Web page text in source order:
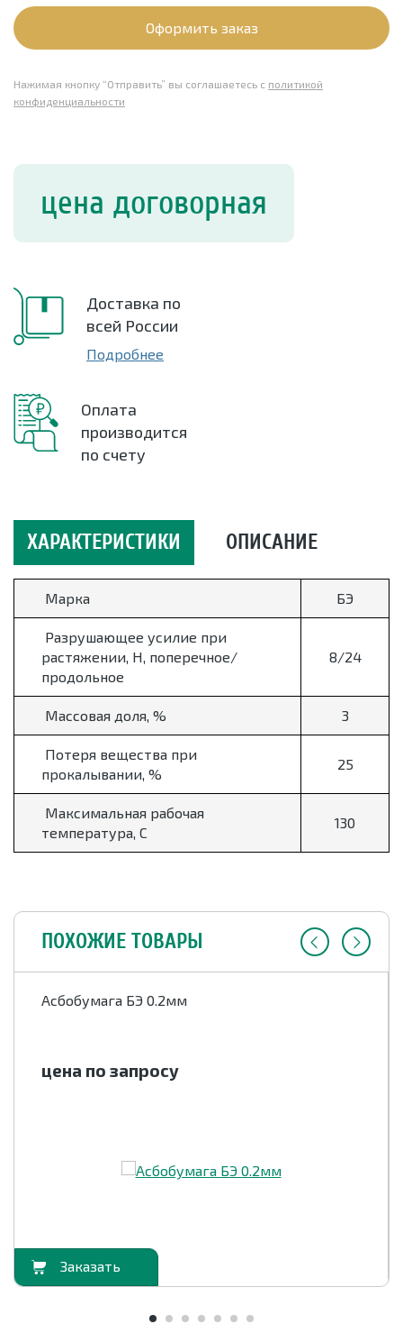
Оформить заказ
Нажимая кнопку “Отправить” вы соглашаетесь с политикой
конфиденциальности
цена договорная
Доставка по
всей России
Подробнее
Оплата
производится
по счету
ХАРАКТЕРИСТИКИ ОПИСАНИЕ
Марка БЭ
Разрушающее усилие при
растяжении, Н, поперечное/
продольное
8/24
Массовая доля, % 3
Потеря вещества при
прокалывании, %
25
Максимальная рабочая
температура, С
130
ПОХОЖИЕ ТОВАРЫ
Асбобумага БЭ 0.2мм
цена по запросу